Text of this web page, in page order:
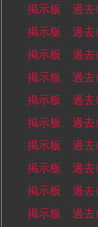
掲示板 過去
掲示板 過去
掲示板 過去
掲示板 過去
掲示板 過去
掲示板 過去
掲示板 過去
掲示板 過去
掲示板 過去
掲示板 過去